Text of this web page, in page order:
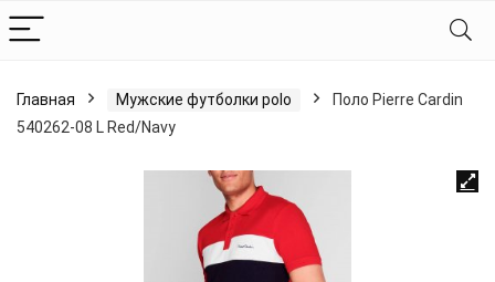
Главная Мужские футболки polo
Поло Pierre Cardin
540262-08 L Red/Navy